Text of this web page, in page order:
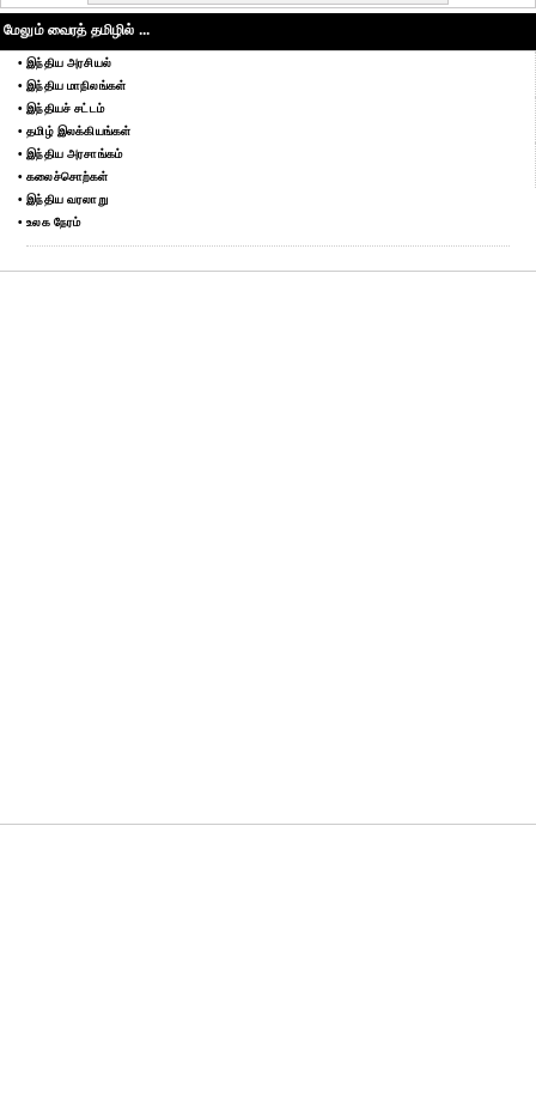
மேலும் வைரத் தமிழில் ...
• இந்திய அரசியல்
• இந்திய மாநிலங்கள்
• இந்தியச் சட்டம்
• தமிழ் இலக்கியங்கள்
• இந்திய அரசாங்கம்
• கலைச்சொற்கள்
• இந்திய வரலாறு
• உலக நேரம்